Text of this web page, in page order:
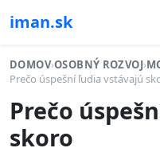
iman.sk
DOMOV›OSOBNÝ ROZVOJ›
Prečo úspešní ľudia vstávajú
Prečo
skoro